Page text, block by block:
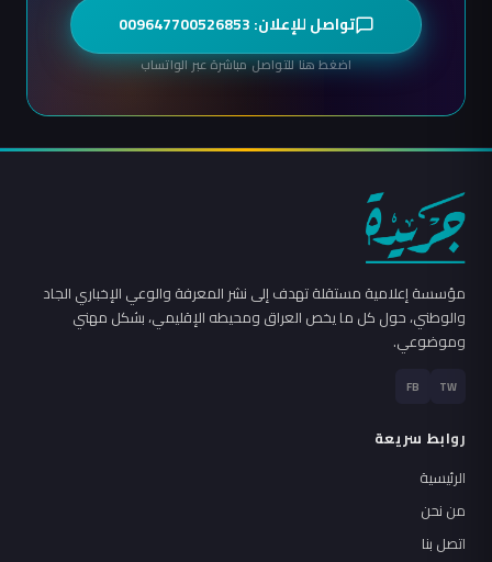
تواصل للإعلان: 009647700526853
اضغط هنا للتواصل مباشرة عبر الواتساب
مؤسسة إعلامية مستقلة تهدف إلى نشر المعرفة والوعي الإخباري الجاد
والوطني، حول كل ما يخص العراق ومحيطه الإقليمي، بشكل مهني
وموضوعي.
TW
FB
روابط سريعة
الرئيسية
من نحن
اتصل بنا